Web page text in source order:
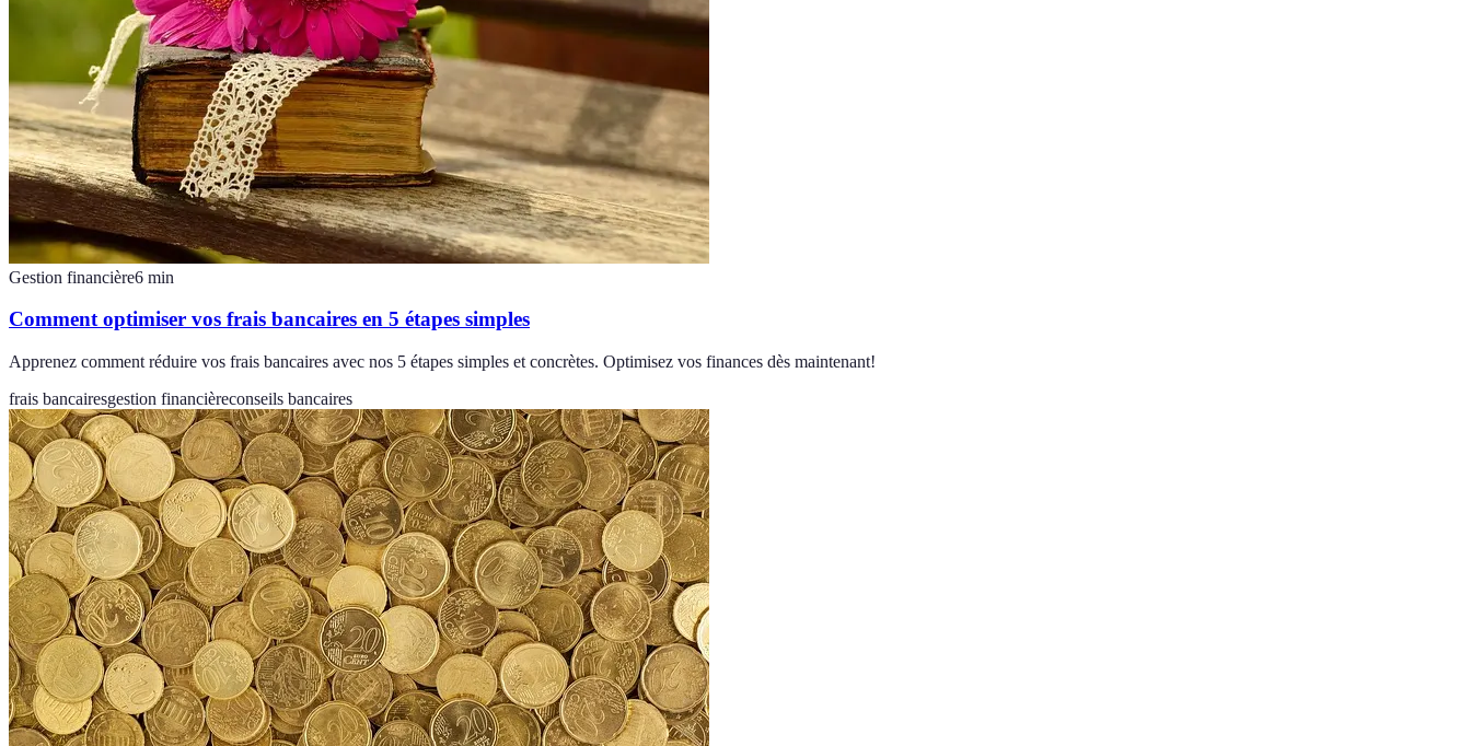
Gestion financière6 min
Comment optimiser vos frais bancaires en 5 étapes simples
Apprenez comment réduire vos frais bancaires avec nos 5 étapes simples et concrètes. Optimisez vos finances dès maintenant!
frais bancairesgestion financièreconseils bancaires